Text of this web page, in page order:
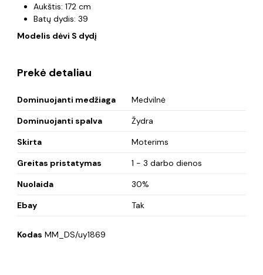
Aukštis: 172 cm
Batų dydis: 39
Modelis dėvi S dydį
Prekė detaliau
Dominuojanti medžiaga
Medvilnė
Dominuojanti spalva
Žydra
Skirta
Moterims
Greitas pristatymas
1 - 3 darbo dienos
Nuolaida
30%
Ebay
Tak
Kodas MM_DS/uy1869